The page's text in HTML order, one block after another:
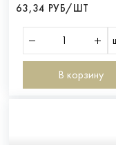
63,34 РУБ/ШТ
В корзину